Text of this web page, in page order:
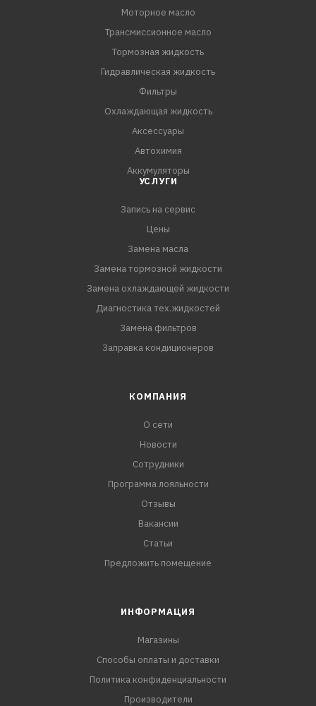
Моторное масло
Трансмиссионное масло
Тормозная жидкость
Гидравлическая жидкость
Фильтры
Охлаждающая жидкость
Аксессуары
Автохимия
Аккумуляторы
УСЛУГИ
Запись на сервис
Цены
Замена масла
Замена тормозной жидкости
Замена охлаждающей жидкости
Диагностика тех.жидкостей
Замена фильтров
Заправка кондиционеров
КОМПАНИЯ
О сети
Новости
Сотрудники
Программа лояльности
Отзывы
Вакансии
Статьи
Предложить помещение
ИНФОРМАЦИЯ
Магазины
Способы оплаты и доставки
Политика конфиденциальности
Производители